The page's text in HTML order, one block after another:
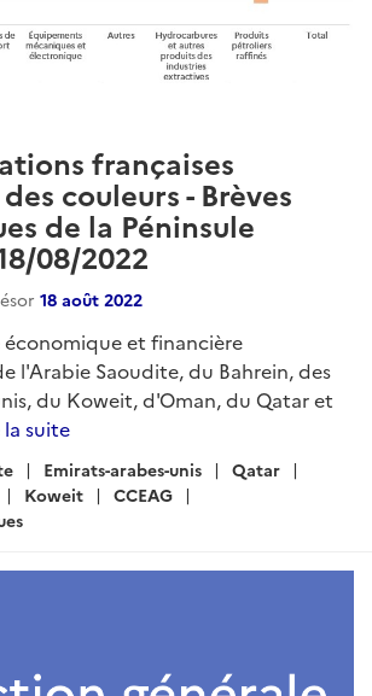
françaises
couleurs - Brèves
de la Péninsule
08/2022
18 août 2022
et financière
l'Arabie Saoudite, du Bahrein, des
du Koweit, d'Oman, du Qatar et
la suite
Emirats-arabes-unis
Qatar
Koweit
CCEAG